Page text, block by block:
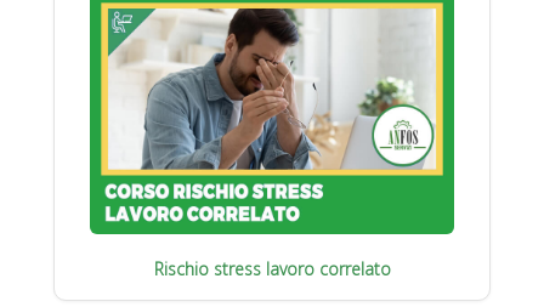
Rischio stress lavoro correlato